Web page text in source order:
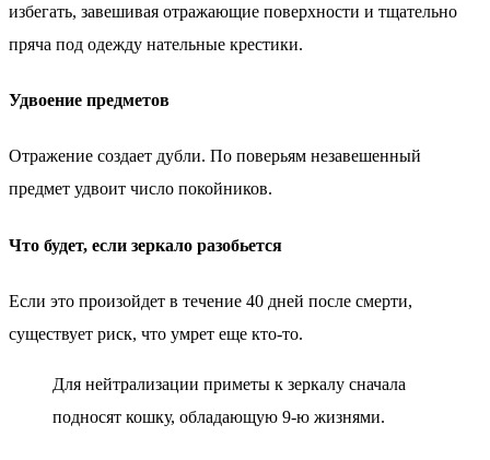
избегать, завешивая отражающие поверхности и тщательно
пряча под одежду нательные крестики.
Удвоение предметов
Отражение создает дубли. По поверьям незавешенный
предмет удвоит число покойников.
Что будет, если зеркало разобьется
Если это произойдет в течение 40 дней после смерти,
существует риск, что умрет еще кто-то.
Для нейтрализации приметы к зеркалу сначала
подносят кошку, обладающую 9-ю жизнями.